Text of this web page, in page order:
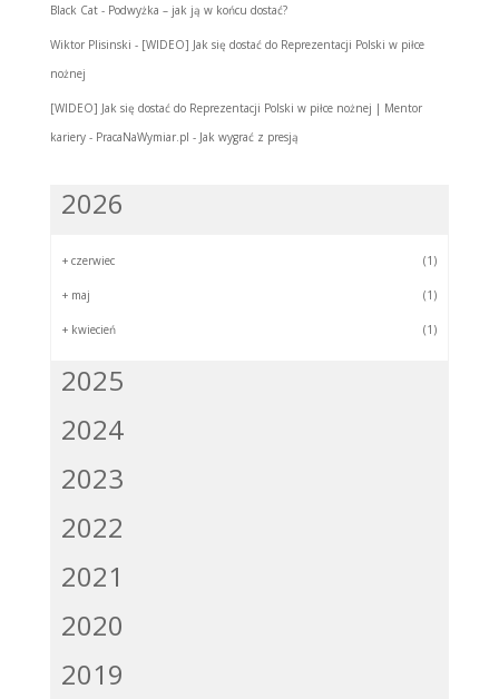
Black Cat- Podwyżka – jak ją w końcu dostać?
Wiktor Plisinski - [WIDEO] Jak się dostać do Reprezentacji Polski w piłce
nożnej
[WIDEO] Jak się dostać do Reprezentacji Polski w piłce nożnej | Mentor
kariery - PracaNaWymiar.pl - Jak wygrać z presją
2026
+ czerwiec (1)
+ maj (1)
+ kwiecień (1)
2025
2024
2023
2022
2021
2020
2019